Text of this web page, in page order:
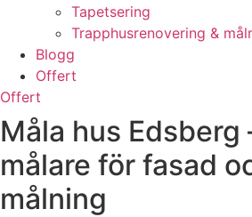
Tapetsering
Trapphusrenovering &
Blogg
Offert
Offert
Måla hus Edsberg
målare för fasad
målning